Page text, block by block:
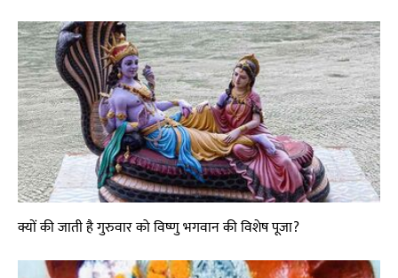
क्यों की जाती है गुरुवार को विष्णु भगवान की विशेष पूजा?